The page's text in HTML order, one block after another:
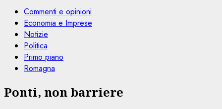
Commenti e opinioni
Economia e Imprese
Notizie
Politica
Primo piano
Romagna
Ponti, non barriere